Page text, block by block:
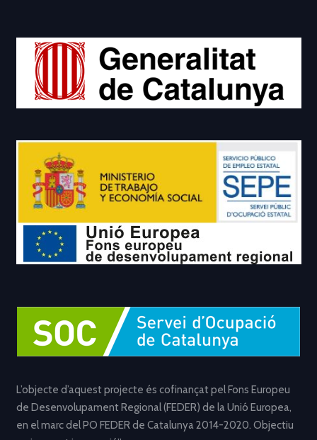
L’objecte d’aquest projecte és cofinançat pel Fons Europeu
de Desenvolupament Regional (FEDER) de la Unió Europea,
en el marc del PO FEDER de Catalunya 2014-2020. Objectiu